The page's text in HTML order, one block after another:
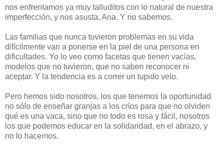
nos enfrentamos ya muy talluditos con lo natural de nuestra
imperfección, y nos asusta, Ana. Y no sabemos.
Las familias que nunca tuvieron problemas en su vida
difícilmente van a ponerse en la piel de una persona en
dificultades. Yo lo veo como facetas que tienen vacías,
modelos que no tuvieron, que no saben reconocer ni
aceptar. Y la tendencia es a correr un tupido velo.
Pero hemos sido nosotros, los que tenemos la oportunidad
no sólo de enseñar granjas a los críos para que no olviden
qué es una vaca, sino que no todo es rosa y fácil, nosotros
los que podemos educar en la solidaridad, en el abrazo, y
no lo hacemos.